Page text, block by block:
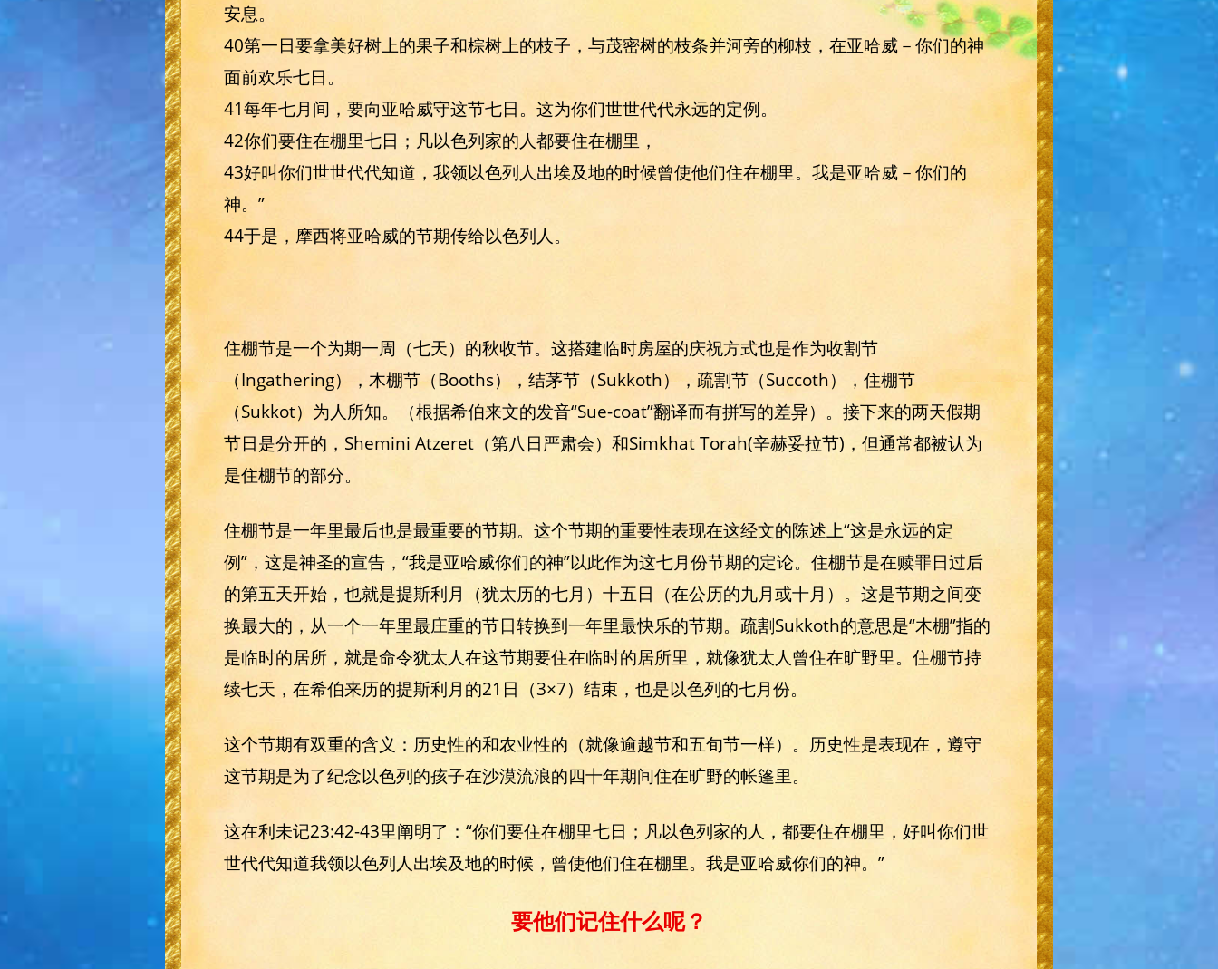
安息。
40第一日要拿美好树上的果子和棕树上的枝子，与茂密树的枝条并河旁的柳枝，在亚哈威－你们的神
面前欢乐七日。
41每年七月间，要向亚哈威守这节七日。这为你们世世代代永远的定例。
42你们要住在棚里七日；凡以色列家的人都要住在棚里，
43好叫你们世世代代知道，我领以色列人出埃及地的时候曾使他们住在棚里。我是亚哈威－你们的
神。”
44于是，摩西将亚哈威的节期传给以色列人。
住棚节是一个为期一周（七天）的秋收节。这搭建临时房屋的庆祝方式也是作为收割节
（Ingathering），木棚节（Booths），结茅节（Sukkoth），疏割节（Succoth），住棚节
（Sukkot）为人所知。（根据希伯来文的发音“Sue-coat”翻译而有拼写的差异）。接下来的两天假期
节日是分开的，Shemini Atzeret（第八日严肃会）和Simkhat Torah(辛赫妥拉节)，但通常都被认为
是住棚节的部分。
住棚节是一年里最后也是最重要的节期。这个节期的重要性表现在这经文的陈述上“这是永远的定
例”，这是神圣的宣告，“我是亚哈威你们的神”以此作为这七月份节期的定论。住棚节是在赎罪日过后
的第五天开始，也就是提斯利月（犹太历的七月）十五日（在公历的九月或十月）。这是节期之间变
换最大的，从一个一年里最庄重的节日转换到一年里最快乐的节期。疏割Sukkoth的意思是“木棚”指的
是临时的居所，就是命令犹太人在这节期要住在临时的居所里，就像犹太人曾住在旷野里。住棚节持
续七天，在希伯来历的提斯利月的21日（3×7）结束，也是以色列的七月份。
这个节期有双重的含义：历史性的和农业性的（就像逾越节和五旬节一样）。历史性是表现在，遵守
这节期是为了纪念以色列的孩子在沙漠流浪的四十年期间住在旷野的帐篷里。
这在利未记23:42-43里阐明了：“你们要住在棚里七日；凡以色列家的人，都要住在棚里，好叫你们世
世代代知道我领以色列人出埃及地的时候，曾使他们住在棚里。我是亚哈威你们的神。”
要他们记住什么呢？